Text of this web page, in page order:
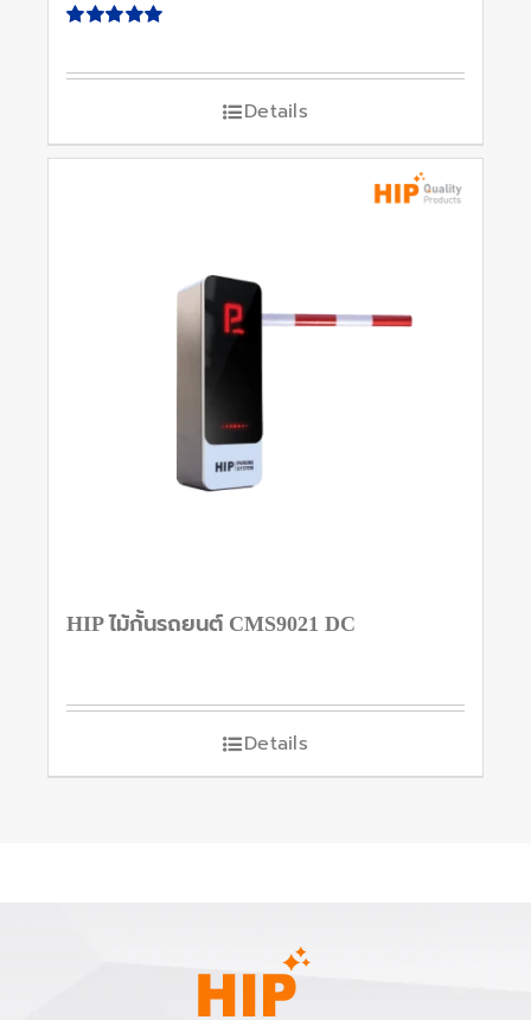
5.00ตั้งแต่
Details
HIP ไม้กั้นรถยนต์ CMS9021 DC
Details